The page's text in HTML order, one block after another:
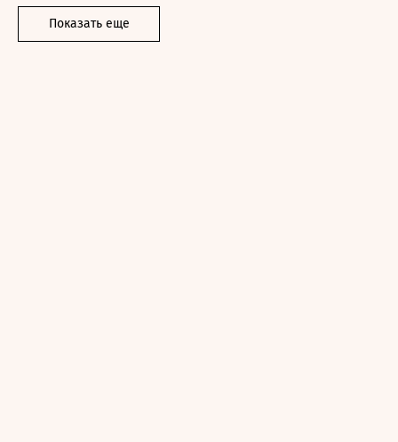
Показать еще